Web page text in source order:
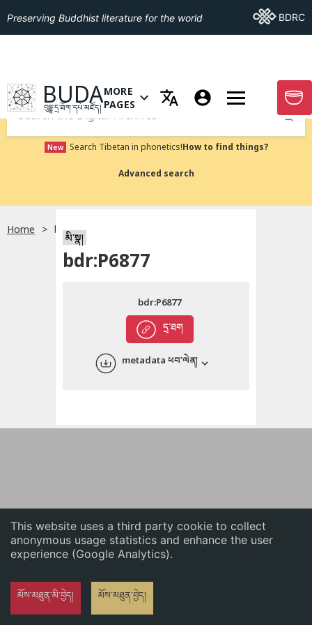
This website uses a third party cookie to collect
anonymous usage statistics and enhance the user
experience (Google Analytics).
མོས་མཐུན་མི་བྱེད། མོས་མཐུན་བྱེད།
English
Preserving Buddhist literature for the world Go ToBDRC
GO TO HOMEPAGE
BUDA
བུདྡྷ་དྲ་ཐོག་དཔེ་མཛོད།
OPEN MENU OF MORE PAGES
MORE
PAGES
GO
Submit
New Search Tibetan in phonetics!How to find things?
Advanced search
Home bdr:P6877
མི་སྣ།
bdr:P6877
དྲ་ཐག
bdr:P6877
metadata ཕབ་ལེན།